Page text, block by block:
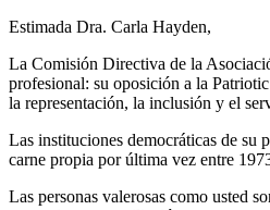
Estimada Dra. Carla Hayden,
La Comisión Directiva de la
profesional: su oposición a la
la representación, la inclusión y el
Las instituciones democráticas de su
carne propia por última vez entre
Las personas valerosas como usted